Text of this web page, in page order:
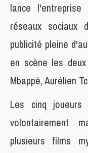
lance
réseaux sociaux
publicité pleine
en scène les
Mbappé, Aurélien
Les cinq
volontairement
plusieurs films